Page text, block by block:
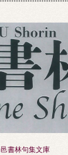
邑書林句集文庫